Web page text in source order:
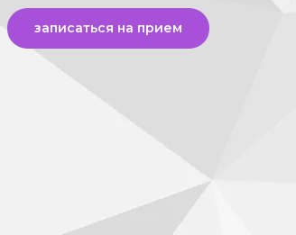
записаться на прием